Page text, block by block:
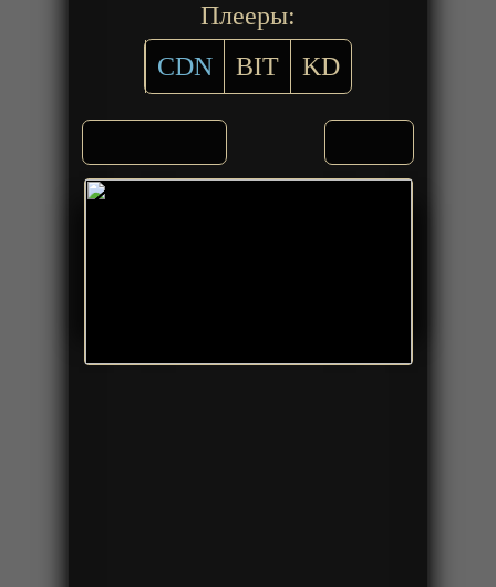
Плееры:
CDN
BIT KD